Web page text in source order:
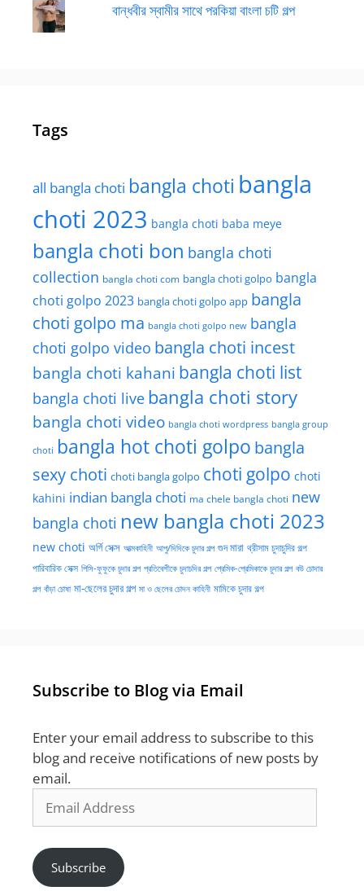
বান্ধবীর স্বামীর সাথে পরকিয়া বাংলা চটি গল্প
Tags
all bangla choti bangla choti bangla
choti 2023 bangla choti baba meye
bangla choti bon bangla choti
collection bangla choti com bangla choti golpo bangla
choti golpo 2023 bangla choti golpo app bangla
choti golpo ma bangla choti golpo new bangla
choti golpo video bangla choti incest
bangla choti kahani bangla choti list
bangla choti live bangla choti story
bangla choti video bangla choti wordpress bangla group
choti bangla hot choti golpo bangla
sexy choti choti bangla golpo choti golpo choti
kahini indian bangla choti ma chele bangla choti new
bangla choti new bangla choti 2023
new choti অর্গি সেক্স আত্মকাহিনী আপু/দিদিকে চুদার গল্প গুদ মারা থ্রীসাম চুদাচুদির গল্প
পারিবারিক সেক্স পিসি-ফুফুকে চুদার গল্প প্রতিবেশীকে চুদাচদির গল্প প্রেমিক-প্রেমিকাকে চুদার গল্প বউ চোদার
গল্প বাঁড়া চোষা মা-ছেলের চুদার গল্প মা ও ছেলের চোদন কাহিনী মামিকে চুদার গল্প
Subscribe to Blog via Email
Enter your email address to subscribe to this
blog and receive notifications of new posts by
email.
Address
Subscribe